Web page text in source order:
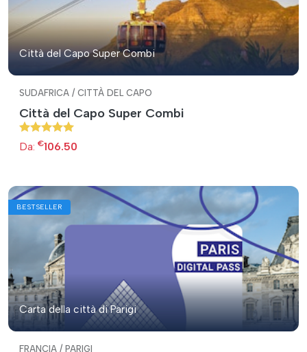
Città del Capo Super Combi
SUDAFRICA / CITTÀ DEL CAPO
Città del Capo Super Combi
Da: €106.50
Carta della città di Parigi
BESTSELLER
FRANCIA / PARIGI